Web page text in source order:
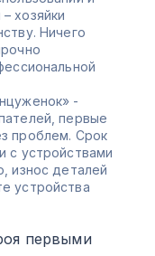
хозяйки
Ничего
-
первые
проблем. Срок
с устройствами
износ деталей
устройства
первыми